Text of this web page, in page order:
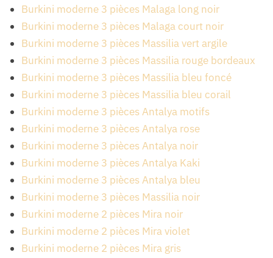
Burkini moderne 3 pièces Malaga long noir
Burkini moderne 3 pièces Malaga court noir
Burkini moderne 3 pièces Massilia vert argile
Burkini moderne 3 pièces Massilia rouge bordeaux
Burkini moderne 3 pièces Massilia bleu foncé
Burkini moderne 3 pièces Massilia bleu corail
Burkini moderne 3 pièces Antalya motifs
Burkini moderne 3 pièces Antalya rose
Burkini moderne 3 pièces Antalya noir
Burkini moderne 3 pièces Antalya Kaki
Burkini moderne 3 pièces Antalya bleu
Burkini moderne 3 pièces Massilia noir
Burkini moderne 2 pièces Mira noir
Burkini moderne 2 pièces Mira violet
Burkini moderne 2 pièces Mira gris